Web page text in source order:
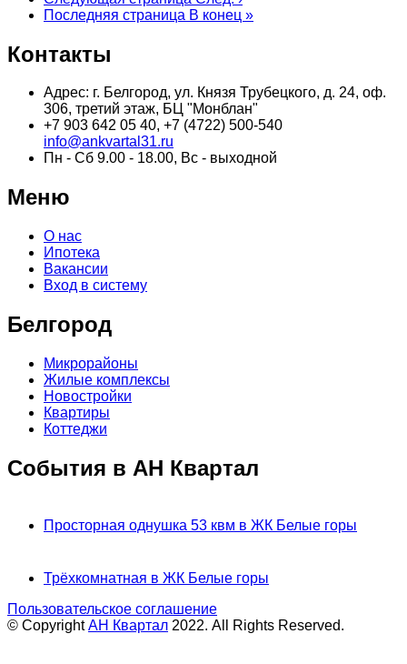
Последняя страница В конец »
Контакты
Адрес: г. Белгород, ул. Князя Трубецкого, д. 24, оф.
306, третий этаж, БЦ "Монблан"
+7 903 642 05 40, +7 (4722) 500-540
info@ankvartal31.ru
Пн - Сб 9.00 - 18.00, Вс - выходной
Меню
О нас
Ипотека
Вакансии
Вход в систему
Белгород
Микрорайоны
Жилые комплексы
Новостройки
Квартиры
Коттеджи
События в АН Квартал
Просторная однушка 53 квм в ЖК Белые горы
Трёхкомнатная в ЖК Белые горы
Пользовательское соглашение
© CopyrightАН Квартал 2022. All Rights Reserved.